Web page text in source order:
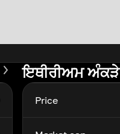
ਇਥੀਰੀਅਮ ਅੰਕੜੇ
Price